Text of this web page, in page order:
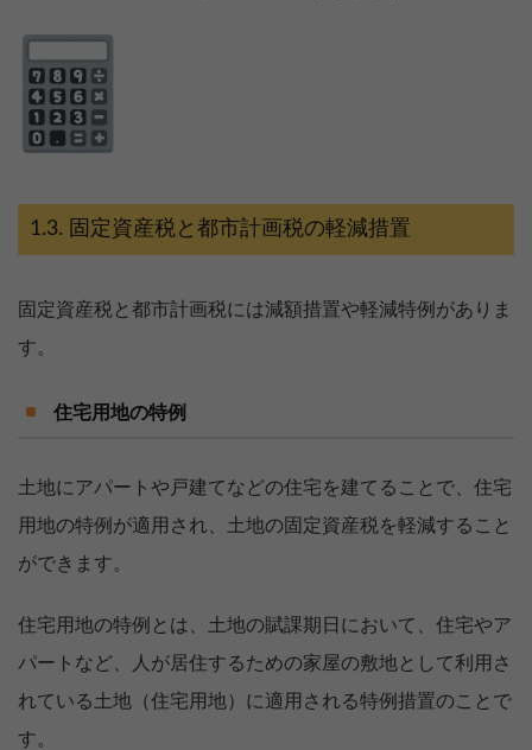
固定資産税と都市計画税の軽減措置
固定資産税と都市計画税には減額措置や軽減特例がありま
す。
住宅用地の特例
土地にアパートや戸建てなどの住宅を建てることで、住宅
用地の特例が適用され、土地の固定資産税を軽減すること
ができます。
住宅用地の特例とは、土地の賦課期日において、住宅やア
パートなど、人が居住するための家屋の敷地として利用さ
れている土地（住宅用地）に適用される特例措置のことで
す。